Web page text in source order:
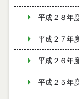
平成２８年
平成２７年
平成２６年
平成２５年